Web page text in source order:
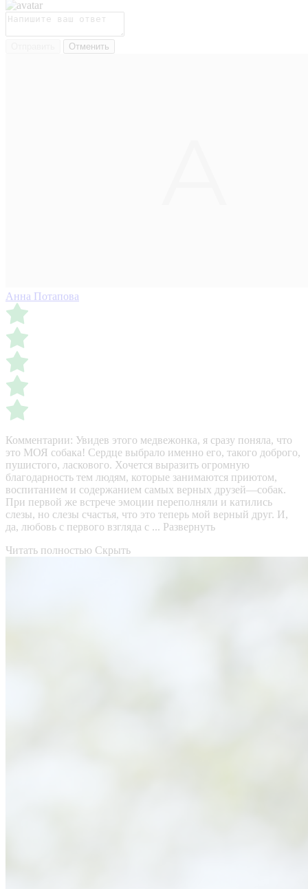
Отменить
Анна Потапова
Комментарии: Увидев этого медвежонка, я сразу поняла, что
это МОЯ собака! Сердце выбрало именно его, такого доброго,
пушистого, ласкового. Хочется выразить огромную
благодарность тем людям, которые занимаются приютом,
воспитанием и содержанием самых верных друзей—собак.
При первой же встрече эмоции переполняли и катились
слезы, но слезы счастья, что это теперь мой верный друг. И,
да, любовь с первого взгляда с ... Развернуть
Читать полностью Скрыть